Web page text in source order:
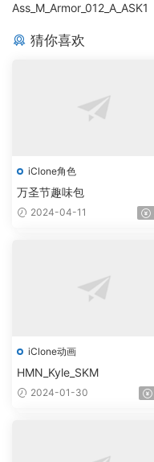
Ass_M_Armor_012_A_ASK1
猜你喜欢
iClone角色
万圣节趣味包
2024-04-11
iClone动画
HMN_Kyle_SKM
2024-01-30